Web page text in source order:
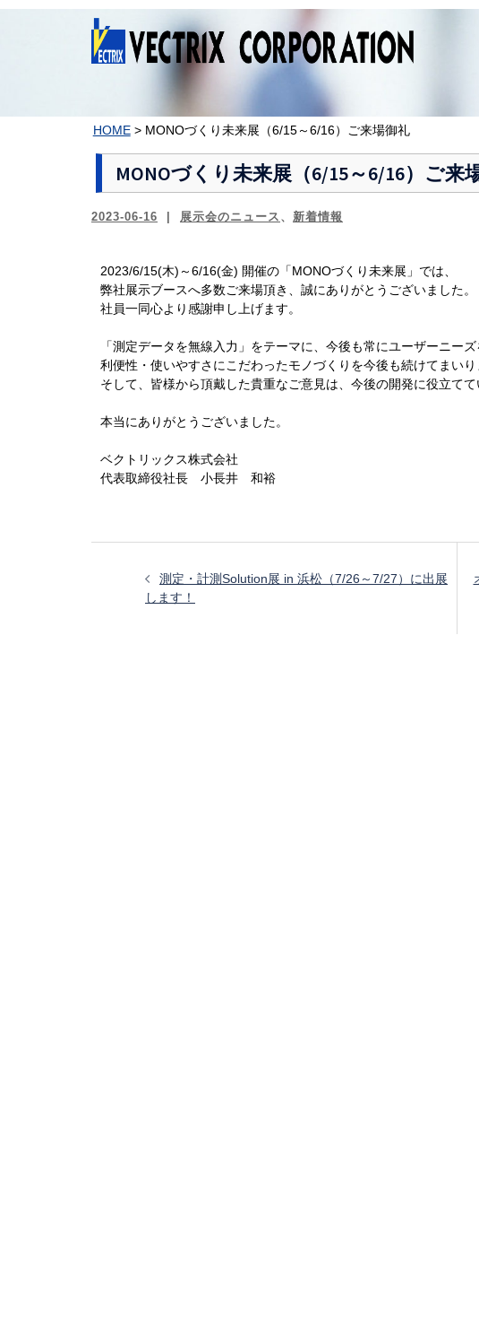
HOME> MONOづくり未来展（6/15～6/16）ご来場御礼
MONOづくり未来展（6/15～6/16）ご来
2023-06-16 展示会のニュース 、 新着情報
2023/6/15(木)～6/16(金) 開催の「MONOづくり未来展」では、
弊社展示ブースへ多数ご来場頂き、誠にありがとうございました。
社員一同心より感謝申し上げます。
「測定データを無線入力」をテーマに、今後も常にユーザーニーズ
利便性・使いやすさにこだわったモノづくりを今後も続けてまいり
そして、皆様から頂戴した貴重なご意見は、今後の開発に役立てて
本当にありがとうございました。
ベクトリックス株式会社
代表取締役社長 小長井 和裕
測定・計測Solution展 in 浜松（7/26～7/27）に出展
します！